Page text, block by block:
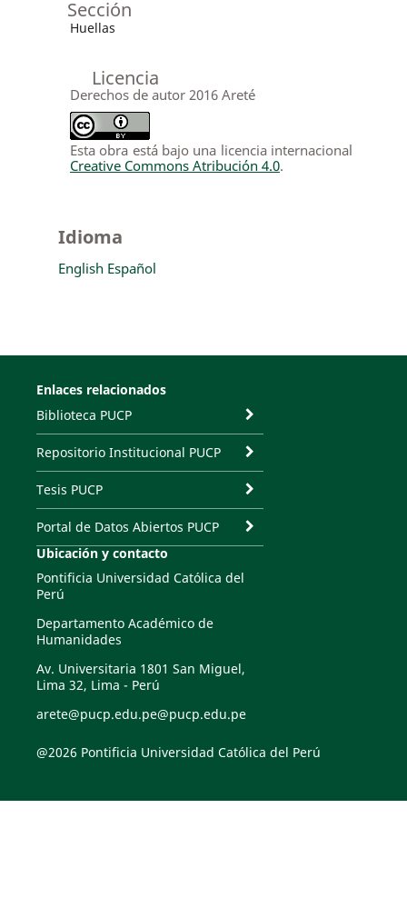
Sección
Huellas
Licencia
Derechos de autor 2016 Areté
Esta obra está bajo una licencia internacional
Creative Commons Atribución 4.0.
Idioma
English Español
Enlaces relacionados
Biblioteca PUCP
Repositorio Institucional PUCP
Tesis PUCP
Portal de Datos Abiertos PUCP
Ubicación y contacto
Pontificia Universidad Católica del
Perú
Departamento Académico de
Humanidades
Av. Universitaria 1801 San Miguel,
Lima 32, Lima - Perú
arete@pucp.edu.pe@pucp.edu.pe
@2026 Pontificia Universidad Católica del Perú